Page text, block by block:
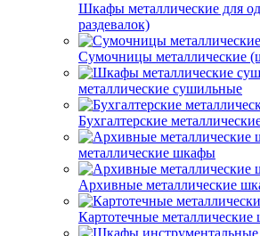
Шкафы металлические для
раздевалок)
Сумочницы металлические
металлические сушильные
Бухгалтерские
металлические шкафы
Архивные металлические
Картотечные